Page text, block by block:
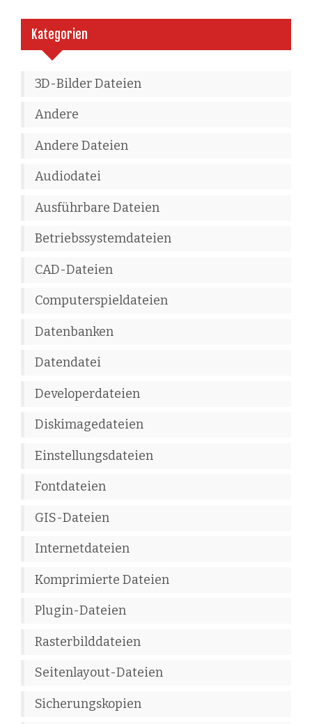
Kategorien
3D-Bilder Dateien
Andere
Andere Dateien
Audiodatei
Ausführbare Dateien
Betriebssystemdateien
CAD-Dateien
Computerspieldateien
Datenbanken
Datendatei
Developerdateien
Diskimagedateien
Einstellungsdateien
Fontdateien
GIS-Dateien
Internetdateien
Komprimierte Dateien
Plugin-Dateien
Rasterbilddateien
Seitenlayout-Dateien
Sicherungskopien